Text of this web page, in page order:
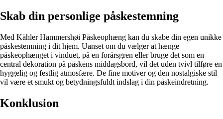
Skab din personlige påskestemning
Med Kähler Hammershøi Påskeophæng kan du skabe din egen unikke
påskestemning i dit hjem. Uanset om du vælger at hænge
påskeophænget i vinduet, på en forårsgren eller bruge det som en
central dekoration på påskens middagsbord, vil det uden tvivl tilføre en
hyggelig og festlig atmosfære. De fine motiver og den nostalgiske stil
vil være et smukt og betydningsfuldt indslag i din påskeindretning.
Konklusion